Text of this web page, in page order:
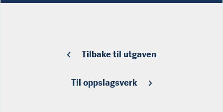
Tilbake til utgaven
Til oppslagsverk